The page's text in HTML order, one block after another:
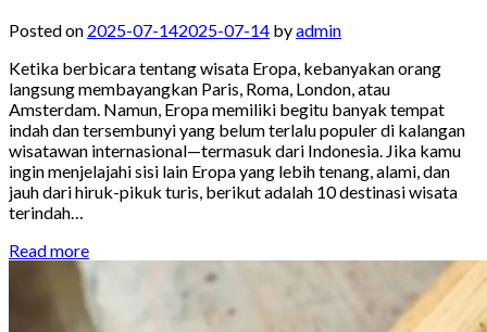
Posted on 2025-07-142025-07-14 byadmin
Ketika berbicara tentang wisata Eropa, kebanyakan orang
langsung membayangkan Paris, Roma, London, atau
Amsterdam. Namun, Eropa memiliki begitu banyak tempat
indah dan tersembunyi yang belum terlalu populer di kalangan
wisatawan internasional—termasuk dari Indonesia. Jika kamu
ingin menjelajahi sisi lain Eropa yang lebih tenang, alami, dan
jauh dari hiruk-pikuk turis, berikut adalah 10 destinasi wisata
terindah…
Read more